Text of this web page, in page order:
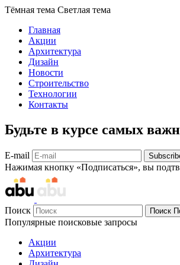
Тёмная тема Светлая тема
Главная
Акции
Архитектура
Дизайн
Новости
Строительство
Технологии
Контакты
Будьте в курсе самых
E-mail
Нажимая кнопку «Подписаться», вы
Поиск Поиск
Популярные поисковые запросы
Акции
Архитектура